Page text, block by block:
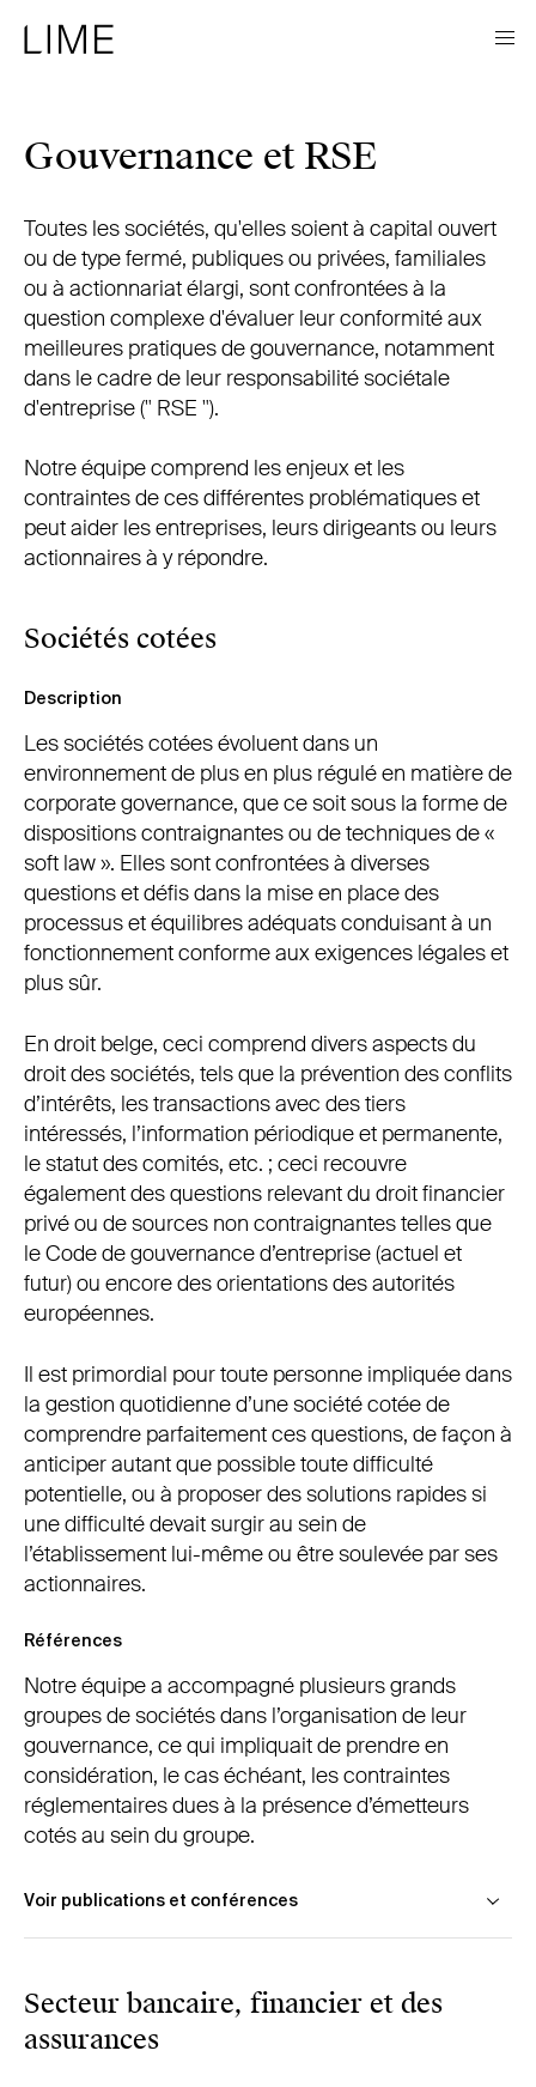
Gouvernance et RSE
Toutes les sociétés, qu'elles soient à capital ouvert
ou de type fermé, publiques ou privées, familiales
ou à actionnariat élargi, sont confrontées à la
question complexe d'évaluer leur conformité aux
meilleures pratiques de gouvernance, notamment
dans le cadre de leur responsabilité sociétale
d'entreprise (" RSE ").
Notre équipe comprend les enjeux et les
contraintes de ces différentes problématiques et
peut aider les entreprises, leurs dirigeants ou leurs
actionnaires à y répondre.
Sociétés cotées
Description
Les sociétés cotées évoluent dans un
environnement de plus en plus régulé en matière de
corporate governance, que ce soit sous la forme de
dispositions contraignantes ou de techniques de «
soft law ». Elles sont confrontées à diverses
questions et défis dans la mise en place des
processus et équilibres adéquats conduisant à un
fonctionnement conforme aux exigences légales et
plus sûr.
En droit belge, ceci comprend divers aspects du
droit des sociétés, tels que la prévention des conflits
d’intérêts, les transactions avec des tiers
intéressés, l’information périodique et permanente,
le statut des comités, etc. ; ceci recouvre
également des questions relevant du droit financier
privé ou de sources non contraignantes telles que
le Code de gouvernance d’entreprise (actuel et
futur) ou encore des orientations des autorités
européennes.
Il est primordial pour toute personne impliquée dans
la gestion quotidienne d’une société cotée de
comprendre parfaitement ces questions, de façon à
anticiper autant que possible toute difficulté
potentielle, ou à proposer des solutions rapides si
une difficulté devait surgir au sein de
l’établissement lui-même ou être soulevée par ses
actionnaires.
Références
Notre équipe a accompagné plusieurs grands
groupes de sociétés dans l’organisation de leur
gouvernance, ce qui impliquait de prendre en
considération, le cas échéant, les contraintes
réglementaires dues à la présence d’émetteurs
cotés au sein du groupe.
Voir publications et conférences
Répertoire Pratique de Droit Belge, Larcier, à
paraître
Secteur bancaire, financier et des
assurances